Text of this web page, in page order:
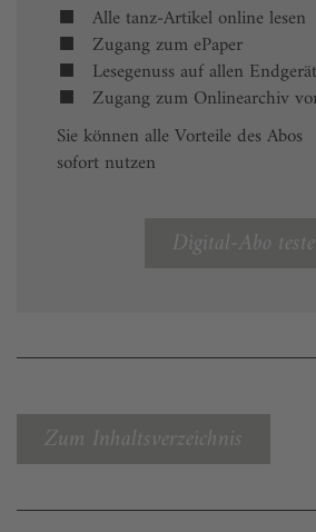
Alle tanz-Artikel online lesen
Zugang zum ePaper
Lesegenuss auf allen
Zugang zum Onlinearchiv
Sie können alle Vorteile des Abos
sofort nutzen
Digital-Abo
Zum Inhaltsverzeichnis